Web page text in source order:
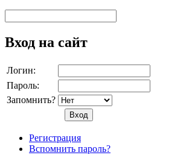
Вход на сайт
Логин:
Пароль:
Запомнить?
Регистрация
Вспомнить пароль?